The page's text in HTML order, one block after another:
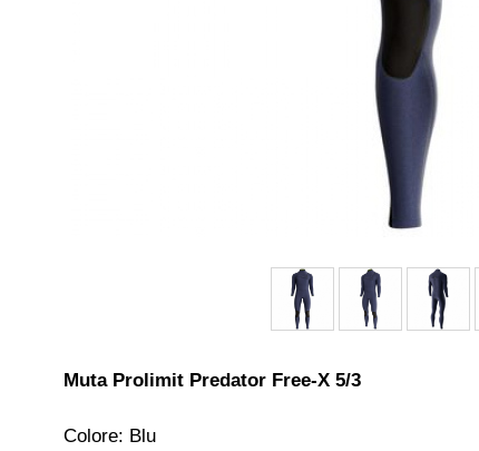
Muta Prolimit Predator Free-X 5/3
Colore: Blu